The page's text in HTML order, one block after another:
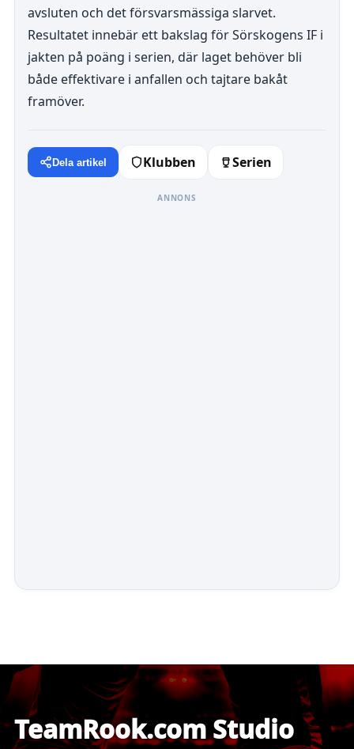
avsluten och det försvarsmässiga slarvet.
Resultatet innebär ett bakslag för Sörskogens IF i
jakten på poäng i serien, där laget behöver bli
både effektivare i anfallen och tajtare bakåt
framöver.
Dela artikel Klubben Serien
ANNONS
TeamRook.com Studio